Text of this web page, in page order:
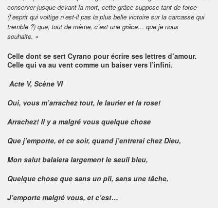
conserver jusque devant la mort, cette grâce suppose tant de force
(l’esprit qui voltige n’est-il pas la plus belle victoire sur la carcasse qui
tremble ?) que, tout de même, c’est une grâce… que je nous
souhaite. »
Celle dont se sert Cyrano pour écrire ses lettres d’amour.
Celle qui va au vent comme un baiser vers l’infini.
Acte V, Scène VI
Oui, vous m’arrachez tout, le laurier et la rose!
Arrachez! Il y a malgré vous quelque chose
Que j’emporte, et ce soir, quand j’entrerai chez Dieu,
Mon salut balaiera largement le seuil bleu,
Quelque chose que sans un pli, sans une tâche,
J’emporte malgré vous, et c’est…